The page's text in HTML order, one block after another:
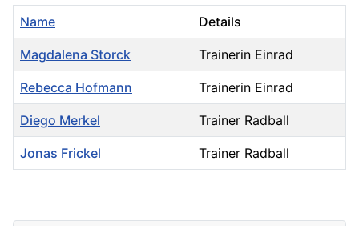
Name Details
Magdalena Storck Trainerin Einrad
Rebecca Hofmann Trainerin Einrad
Diego Merkel Trainer Radball
Jonas Frickel Trainer Radball